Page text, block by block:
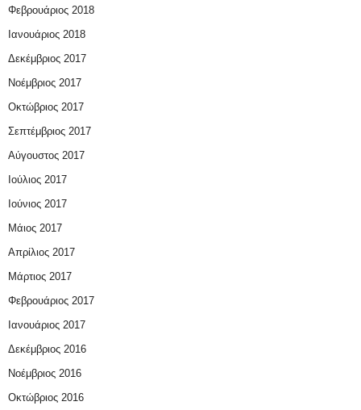
Φεβρουάριος 2018
Ιανουάριος 2018
Δεκέμβριος 2017
Νοέμβριος 2017
Οκτώβριος 2017
Σεπτέμβριος 2017
Αύγουστος 2017
Ιούλιος 2017
Ιούνιος 2017
Μάιος 2017
Απρίλιος 2017
Μάρτιος 2017
Φεβρουάριος 2017
Ιανουάριος 2017
Δεκέμβριος 2016
Νοέμβριος 2016
Οκτώβριος 2016